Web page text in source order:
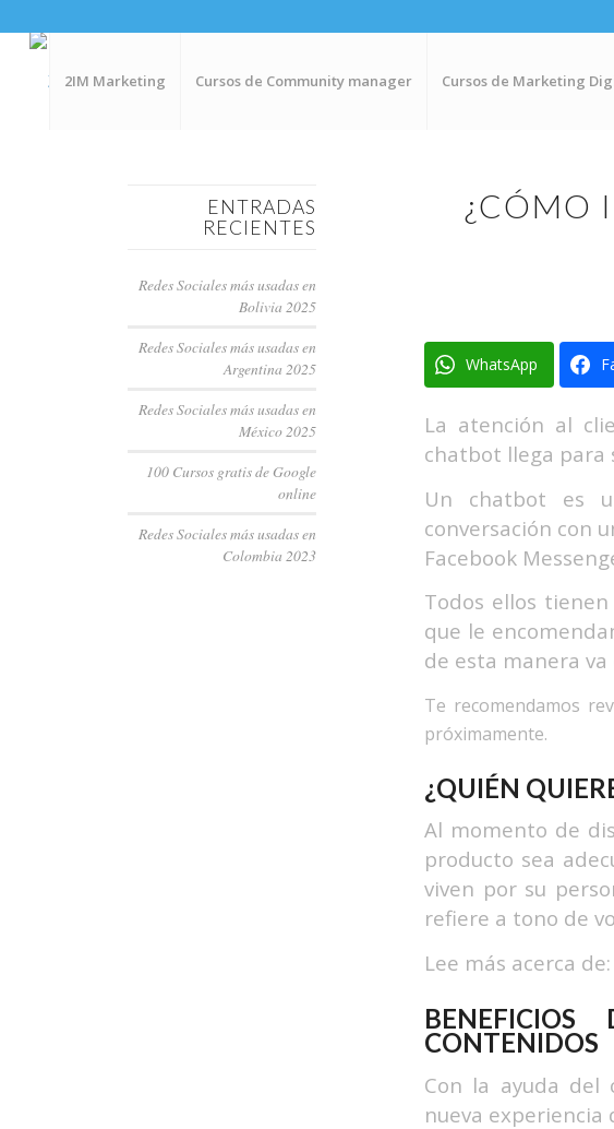
2IM Marketing Cursos de Community manager Cursos de Marketing
¿CÓMO
WhatsApp
La atención al
chatbot llega para
Un chatbot es
conversación con
Facebook
Todos ellos
que le
de esta manera
Te recomendamos
próximamente.
¿QUIÉN
Al momento de
producto sea
viven por su
refiere a tono de
Lee más acerca de:
CONTENIDOS
Con la ayuda del
nueva experiencia
ENTRADAS
RECIENTES
Redes Sociales más usadas en
Bolivia 2025
Redes Sociales más usadas en
Argentina 2025
Redes Sociales más usadas en
México 2025
100 Cursos gratis de Google
online
Redes Sociales más usadas en
Colombia 2023